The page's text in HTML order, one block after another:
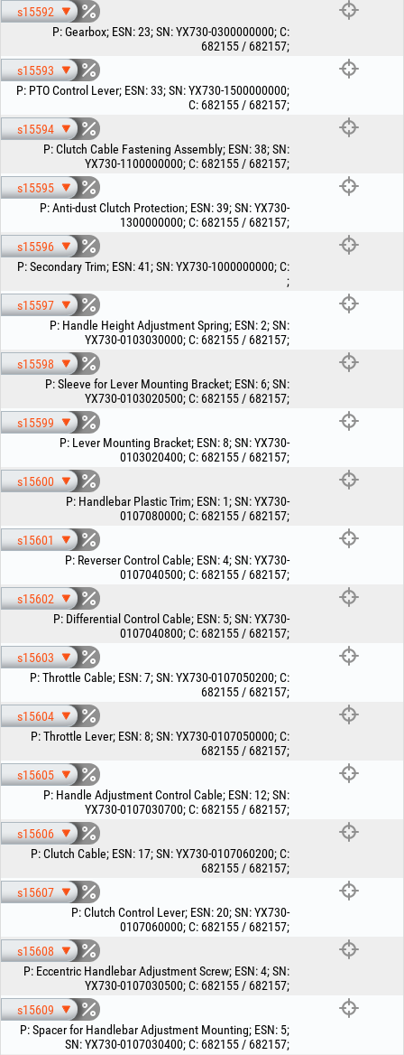
s15592
P:Gearbox; ESN:23;SN:YX730-0300000000;C:
682155 / 682157;
s15593
P: PTO Control Lever; ESN:33;SN:YX730-1500000000;
C: 682155 / 682157;
s15594
P:Clutch Cable Fastening Assembly; ESN:38;SN:
YX730-1100000000;C: 682155 / 682157;
s15595
P:Anti-dust Clutch Protection; ESN:39;SN:YX730-
1300000000;C: 682155 / 682157;
s15596
P:Secondary Trim; ESN:41;SN:YX730-1000000000;C:
;
s15597
P: Handle Height Adjustment Spring; ESN:2;SN:
YX730-0103030000;C: 682155 / 682157;
s15598
P:Sleeve for Lever Mounting Bracket; ESN: 6;SN:
YX730-0103020500;C: 682155 / 682157;
s15599
P: Lever Mounting Bracket; ESN:8;SN:YX730-
0103020400;C: 682155 / 682157;
s15600
P: Handlebar Plastic Trim; ESN: 1;SN:YX730-
0107080000;C: 682155 / 682157;
s15601
P: Reverser Control Cable; ESN:4;SN:YX730-
0107040500;C: 682155 / 682157;
s15602
P: Differential Control Cable; ESN: 5;SN:YX730-
0107040800;C: 682155 / 682157;
s15603
P:Throttle Cable; ESN:7;SN:YX730-0107050200;C:
682155 / 682157;
s15604
P:Throttle Lever; ESN:8;SN:YX730-0107050000;C:
682155 / 682157;
s15605
P: Handle Adjustment Control Cable; ESN: 12;SN:
YX730-0107030700;C: 682155 / 682157;
s15606
P:Clutch Cable; ESN: 17;SN:YX730-0107060200;C:
682155 / 682157;
s15607
P:Clutch Control Lever; ESN:20;SN:YX730-
0107060000;C: 682155 / 682157;
s15608
P: Eccentric Handlebar Adjustment Screw; ESN:4;SN:
YX730-0107030500;C: 682155 / 682157;
s15609
P:Spacer for Handlebar Adjustment Mounting; ESN: 5;
SN:YX730-0107030400;C: 682155 / 682157;